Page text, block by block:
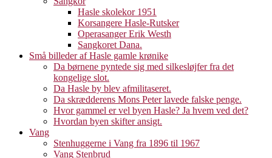
Hasle skolekor 1951
Korsangere Hasle-Rutsker
Operasanger Erik Westh
Sangkoret Dana.
Små billeder af Hasle gamle krønike
Da børnene pyntede sig med silkesløjfer fra det
kongelige slot.
Da Hasle by blev afmilitaseret.
Da skrædderens Mons Peter lavede falske penge.
Hvor gammel er vel byen Hasle? Ja hvem ved det?
Hvordan byen skifter ansigt.
Vang
Stenhuggerne i Vang fra 1896 til 1967
Vang Stenbrud